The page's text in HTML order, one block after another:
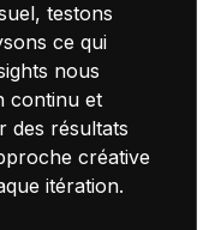
testons
ce qui
nous
continu et
des résultats
créative
itération.